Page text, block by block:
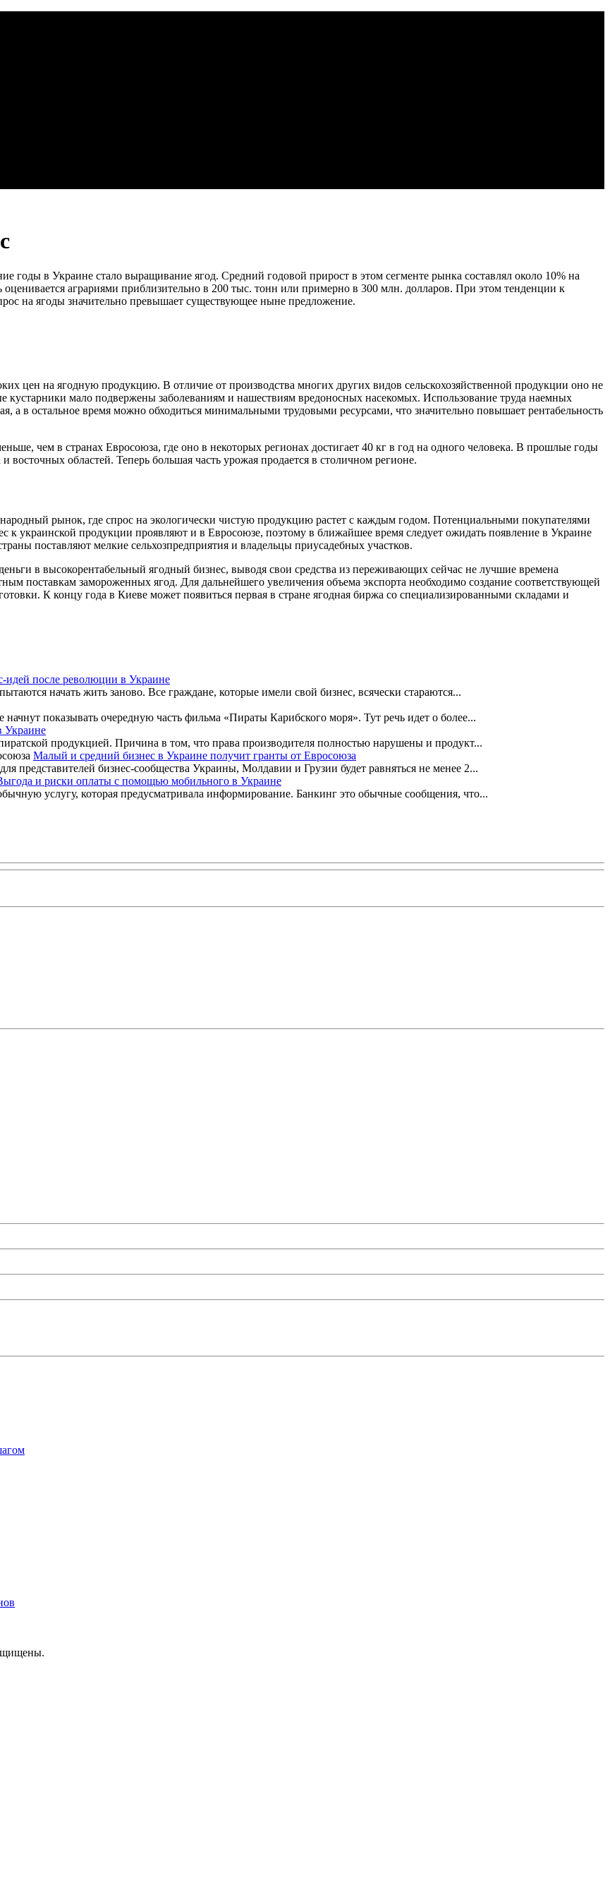
годы в Украине стало выращивание ягод. Средний годовой прирост в этом сегменте рынка составлял около 10% на
аграриями приблизительно в 200 тыс. тонн или примерно в 300 млн. долларов. При этом тенденции к
на ягоды значительно превышает существующее ныне предложение.
цен на ягодную продукцию. В отличие от производства многих других видов сельскохозяйственной продукции оно не
кустарники мало подвержены заболеваниям и нашествиям вредоносных насекомых. Использование труда наемных
а в остальное время можно обходиться минимальными трудовыми ресурсами, что значительно повышает рентабельность
чем в странах Евросоюза, где оно в некоторых регионах достигает 40 кг в год на одного человека. В прошлые годы
областей. Теперь большая часть урожая продается в столичном регионе.
рынок, где спрос на экологически чистую продукцию растет с каждым годом. Потенциальными покупателями
украинской продукции проявляют и в Евросоюзе, поэтому в ближайшее время следует ожидать появление в Украине
поставляют мелкие сельхозпредприятия и владельцы приусадебных участков.
в высокорентабельный ягодный бизнес, выводя свои средства из переживающих сейчас не лучшие времена
поставкам замороженных ягод. Для дальнейшего увеличения объема экспорта необходимо создание соответствующей
К концу года в Киеве может появиться первая в стране ягодная биржа со специализированными складами и
идей после революции в Украине
начать жить заново. Все граждане, которые имели свой бизнес, всячески стараются...
показывать очередную часть фильма «Пираты Карибского моря». Тут речь идет о более...
Украине
продукцией. Причина в том, что права производителя полностью нарушены и продукт...
Малый и средний бизнес в Украине получит гранты от Евросоюза
представителей бизнес-сообщества Украины, Молдавии и Грузии будет равняться не менее 2...
и риски оплаты с помощью мобильного в Украине
услугу, которая предусматривала информирование. Банкинг это обычные сообщения, что...